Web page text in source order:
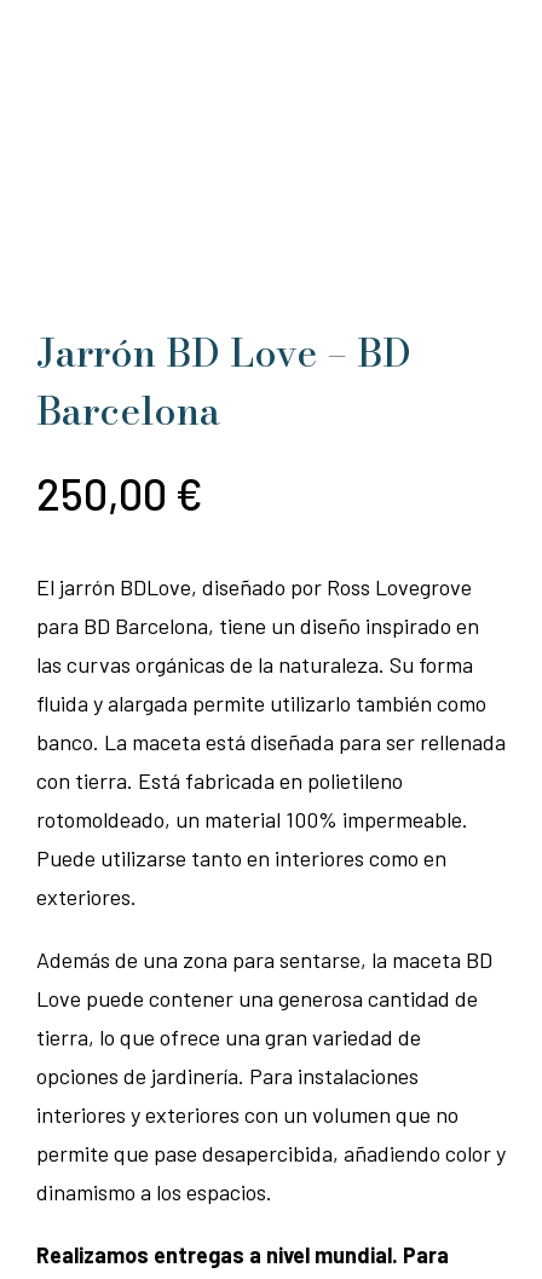
Jarrón BD Love – BD
Barcelona
250,00 €
El jarrón BDLove, diseñado por Ross Lovegrove
para BD Barcelona, tiene un diseño inspirado en
las curvas orgánicas de la naturaleza. Su forma
fluida y alargada permite utilizarlo también como
banco. La maceta está diseñada para ser rellenada
con tierra. Está fabricada en polietileno
rotomoldeado, un material 100% impermeable.
Puede utilizarse tanto en interiores como en
exteriores.
Además de una zona para sentarse, la maceta BD
Love puede contener una generosa cantidad de
tierra, lo que ofrece una gran variedad de
opciones de jardinería. Para instalaciones
interiores y exteriores con un volumen que no
permite que pase desapercibida, añadiendo color y
dinamismo a los espacios.
Realizamos entregas a nivel mundial. Para